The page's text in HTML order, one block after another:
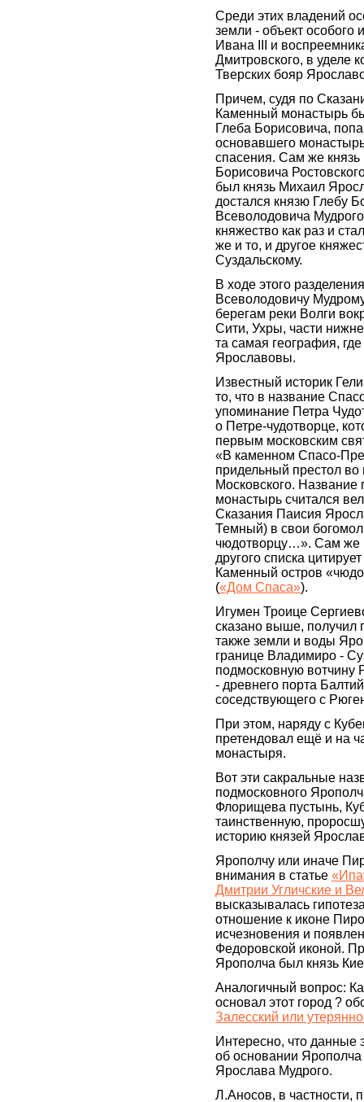
Среди этих владений
земли - объект особого
Ивана III и
Дмитровского, в уделе
Тверских бояр
Причем, судя по
Каменный монастырь
Глеба Борисовича,
основавшего
спасения. Сам же князь
Борисовича
был князь Михаил
достался князю Глебу
Всеволодовича
княжество как раз и
же и то, и другое
Суздальскому.
В ходе этого
Всеволодовичу
берегам реки Волги
Сити, Ухры, части
та самая география,
Ярославовы.
Известный историк
то, что в название
упоминание Петра
о Петре-чудотворце,
первым московским
«В каменном Спасо-
придельный престол во
Московского. Название
монастырь считался
Сказания Паисия
Темный) в свои
чюдотворцу…». Сам же
другого списка
Каменный остров
(«Дом Спаса»).
Игумен Троице
сказано выше, получил
также земли и воды
границе Владимиро -
подмосковную вотчину
- древнего порта
соседствующего с
При этом, наряду с
претендовал ещё и на
монастыря.
Вот эти сакральные
подмосковного
Флорищева пустынь,
таинственную,
историю князей
Ярополчу или иначе
внимания в статье
Дмитрии Угличские и
высказывалась
отношение к иконе
исчезновения и
Федоровской иконой.
Ярополча был князь
Аналогичный вопрос:
основал этот город ?
Залесский или
Интересно, что данные
об основании
Ярослава Мудрого.
Л.Аносов, в частности,